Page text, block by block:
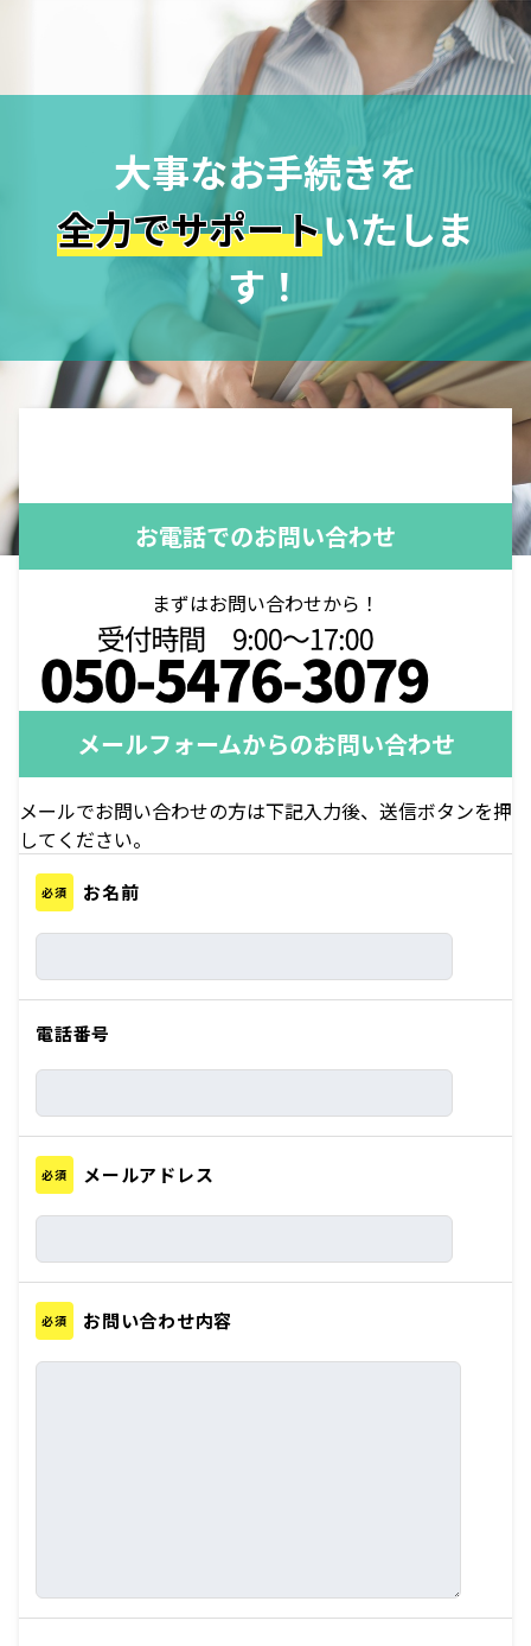
大事なお手続きを
全力でサポートいたしま
す！
お電話でのお問い合わせ
まずはお問い合わせから！
メールフォームからのお問い合わせ
メールでお問い合わせの方は下記入力後、送信ボタンを押
してください。
必須 お名前
電話番号
必須 メールアドレス
必須 お問い合わせ内容